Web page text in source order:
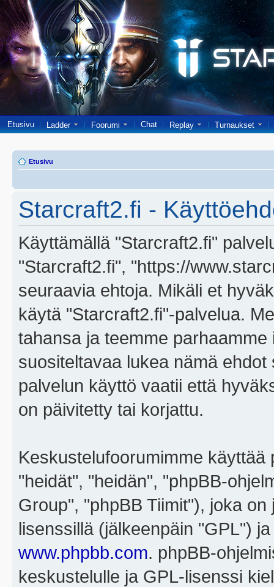
Etusivu Ladder Foorumi Chat Replay Turnaukset
Etusivu
Starcraft2.fi -
Käyttämällä "Starcraft2.fi"
"Starcraft2.fi", "https://
seuraavia ehtoja. Mikäli et
käytä "Starcraft2.fi"-palvelua.
tahansa ja teemme
suositeltavaa lukea nämä
palvelun käyttö vaatii että
on päivitetty tai korjattu.
Keskustelufoorumimme
"heidät", "heidän", "phpBB-
Group", "phpBB Tiimit"), joka on
lisenssillä (jälkeenpäin "GPL")
www.phpbb.com. phpBB-
keskustelulle ja GPL-lisenssi